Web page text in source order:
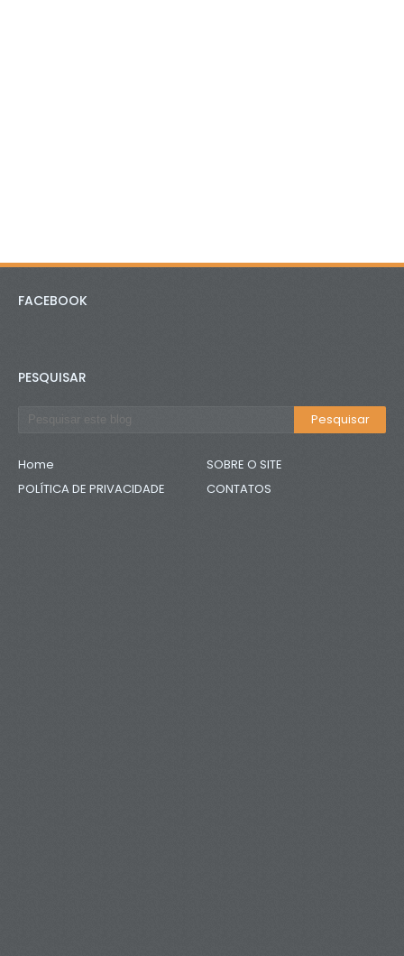
FACEBOOK
PESQUISAR
Home
SOBRE O SITE
POLÍTICA DE PRIVACIDADE
CONTATOS